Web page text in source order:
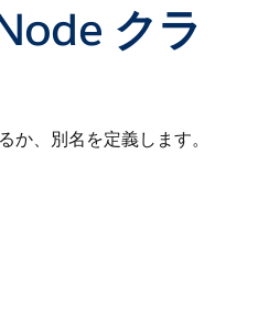
クラ
か、別名を定義します。